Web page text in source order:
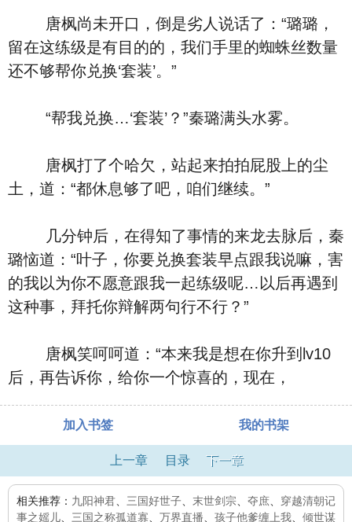
唐枫尚未开口，倒是劣人说话了：“璐璐，
留在这练级是有目的的，我们手里的蜘蛛丝数量
还不够帮你兑换‘套装’。”
“帮我兑换…‘套装’？”秦璐满头水雾。
唐枫打了个哈欠，站起来拍拍屁股上的尘
土，道：“都休息够了吧，咱们继续。”
几分钟后，在得知了事情的来龙去脉后，秦
璐恼道：“叶子，你要兑换套装早点跟我说嘛，害
的我以为你不愿意跟我一起练级呢…以后再遇到
这种事，拜托你辩解两句行不行？”
唐枫笑呵呵道：“本来我是想在你升到lv10
后，再告诉你，给你一个惊喜的，现在，
加入书签 我的书架
上一章 目录 下一章
相关推荐： 九阳神君 三国好世子 末世剑宗 夺庶
穿越清朝记
事之媱儿
三国之称孤道寡 万界直播 孩子他爹缠上我 倾世谋